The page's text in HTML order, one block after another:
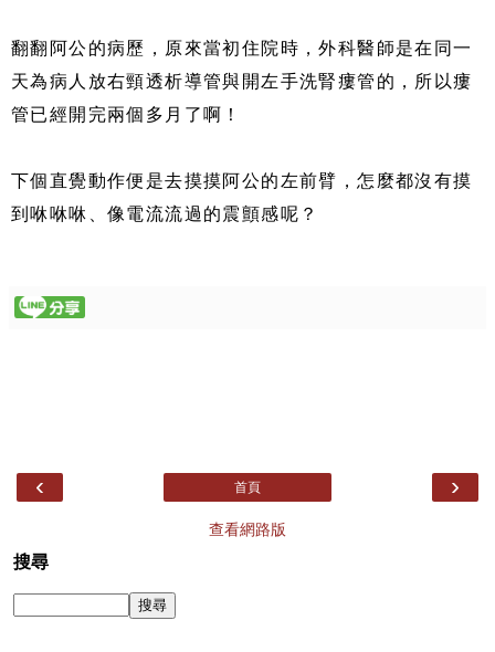
翻翻阿公的病歷，原來當初住院時，外科醫師是在同一
天為病人放右頸透析導管與開左手洗腎瘻管的，所以瘻
管已經開完兩個多月了啊！
下個直覺動作便是去摸摸阿公的左前臂，怎麼都沒有摸
到咻咻咻、像電流流過的震顫感呢？
‹ ›
首頁
查看網路版
搜尋